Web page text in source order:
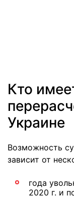
Кто
Украине
Возможность
зависит от
года
2020 г. и